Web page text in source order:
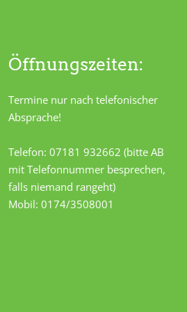
Öffnungszeiten:
Termine nur nach telefonischer
Absprache!
Telefon: 07181 932662 (bitte AB
mit Telefonnummer besprechen,
falls niemand rangeht)
Mobil: 0174/3508001